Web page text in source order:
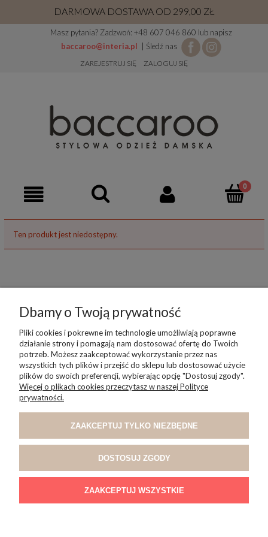
DARMOWA DOSTAWA OD 299,00 ZŁ
Masz pytania? Zadzwoń: +48 607 046 860 lub napisz
baccaroo@interia.pl
| Śledź nas
ZAREJESTRUJ SIĘ ZALOGUJ SIĘ
Ten produkt jest niedostępny.
POMOC
MOJE KONTO
INFORMACJE
O NAS
Dbamy o Twoją prywatność
Pliki cookies i pokrewne im technologie umożliwiają poprawne
działanie strony i pomagają nam dostosować ofertę do Twoich
potrzeb. Możesz zaakceptować wykorzystanie przez nas
wszystkich tych plików i przejść do sklepu lub dostosować użycie
plików do swoich preferencji, wybierając opcję "Dostosuj zgody".
Więcej o plikach cookies przeczytasz w naszej Polityce
prywatności.
ZAAKCEPTUJ TYLKO NIEZBĘDNE
DOSTOSUJ ZGODY
ZAAKCEPTUJ WSZYSTKIE